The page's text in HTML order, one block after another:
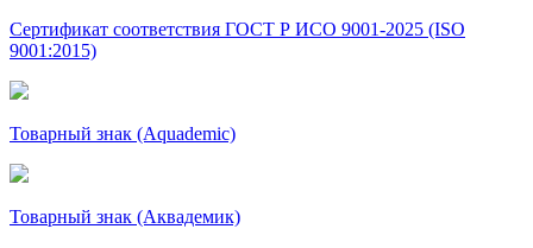
Сертификат соответствия ГОСТ Р ИСО 9001-2025 (ISO
9001:2015)
Товарный знак (Aquademic)
Товарный знак (Аквадемик)